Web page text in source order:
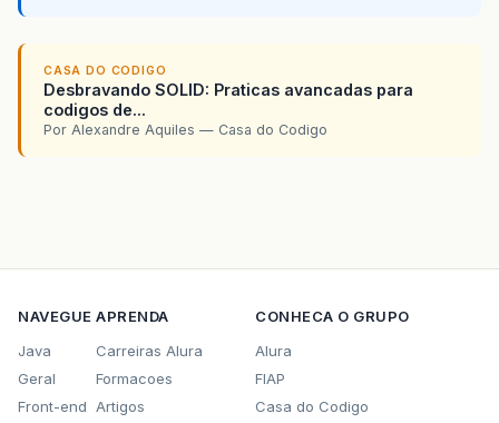
CASA DO CODIGO
Desbravando SOLID: Praticas avancadas para
codigos de...
Por Alexandre Aquiles — Casa do Codigo
NAVEGUE
Java
Geral
Front-end
APRENDA
Carreiras Alura
Formacoes
Artigos
CONHECA O GRUPO
Alura
FIAP
Casa do Codigo